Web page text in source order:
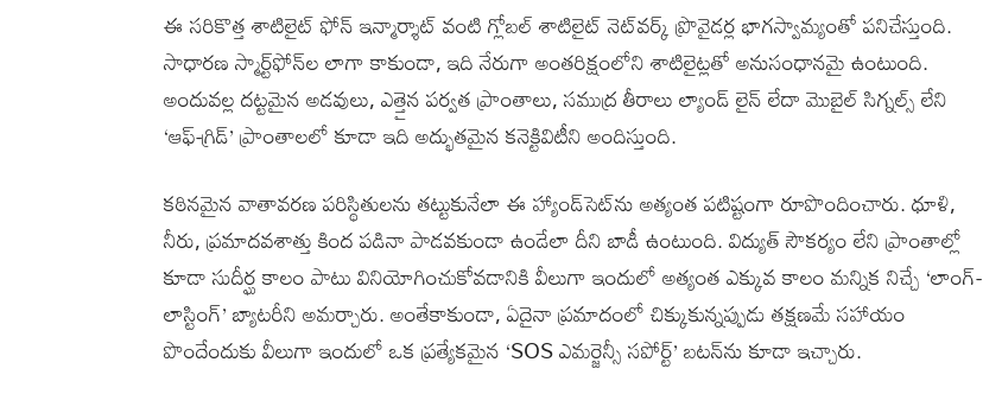
ఈ సరికొత్త శాటిలైట్ ఫోన్ ఇన్మార్శాట్ వంటి గ్లోబల్ శాటిలైట్ నెట్‌వర్క్ ప్రొవైడర్ల భాగస్వామ్యంతో పనిచేస్తుంది.
సాధారణ స్మార్ట్‌ఫోన్‌ల లాగా కాకుండా, ఇది నేరుగా అంతరిక్షంలోని శాటిలైట్లతో అనుసంధానమై ఉంటుంది.
అందువల్ల దట్టమైన అడవులు, ఎత్తైన పర్వత ప్రాంతాలు, సముద్ర తీరాలు ల్యాండ్ లైన్ లేదా మొబైల్ సిగ్నల్స్ లేని
‘ఆఫ్-గ్రిడ్’ ప్రాంతాలలో కూడా ఇది అద్భుతమైన కనెక్టివిటీని అందిస్తుంది.
కఠినమైన వాతావరణ పరిస్థితులను తట్టుకునేలా ఈ హ్యాండ్‌సెట్‌ను అత్యంత పటిష్టంగా రూపొందించారు. ధూళి,
నీరు, ప్రమాదవశాత్తు కింద పడినా పాడవకుండా ఉండేలా దీని బాడీ ఉంటుంది. విద్యుత్ సౌకర్యం లేని ప్రాంతాల్లో
కూడా సుదీర్ఘ కాలం పాటు వినియోగించుకోవడానికి వీలుగా ఇందులో అత్యంత ఎక్కువ కాలం మన్నిక నిచ్చే ‘లాంగ్-
లాస్టింగ్’ బ్యాటరీని అమర్చారు. అంతేకాకుండా, ఏదైనా ప్రమాదంలో చిక్కుకున్నప్పుడు తక్షణమే సహాయం
పొందేందుకు వీలుగా ఇందులో ఒక ప్రత్యేకమైన ‘SOS ఎమర్జెన్సీ సపోర్ట్’ బటన్‌ను కూడా ఇచ్చారు.